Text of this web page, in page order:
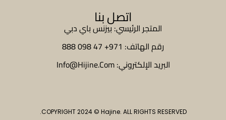
اتصل بنا
المتجر الرئيسي: بيزنس باي دبي
رقم الهاتف: 971+ 47 098 888
البريد الإلكتروني: Info@Hijine.Com
COPYRIGHT 2024 © Hajine. ALL RIGHTS RESERVED.